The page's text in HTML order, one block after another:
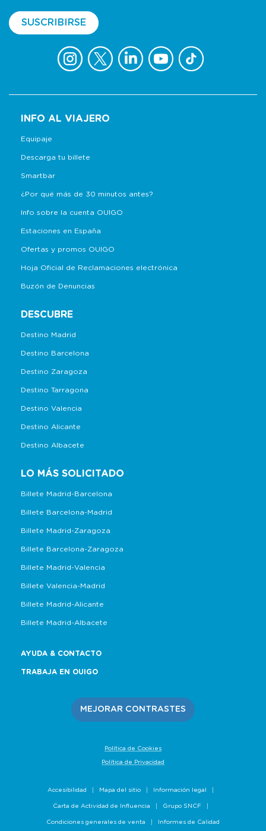
SUSCRIBIRSE
INFO AL VIAJERO
Equipaje
Descarga tu billete
Smartbar
¿Por qué más de 30 minutos antes?
Info sobre la cuenta OUIGO
Estaciones en España
Ofertas y promos OUIGO
Hoja Oficial de Reclamaciones electrónica
Buzón de Denuncias
DESCUBRE
Destino Madrid
Destino Barcelona
Destino Zaragoza
Destino Tarragona
Destino Valencia
Destino Alicante
Destino Albacete
LO MÁS SOLICITADO
Billete Madrid-Barcelona
Billete Barcelona-Madrid
Billete Madrid-Zaragoza
Billete Barcelona-Zaragoza
Billete Madrid-Valencia
Billete Valencia-Madrid
Billete Madrid-Alicante
Billete Madrid-Albacete
AYUDA & CONTACTO
TRABAJA EN OUIGO
MEJORAR CONTRASTES
Política de Cookies
Política de Privacidad
Accesibilidad Mapa del sitio Información legal
Carta de Actividad de Influencia Grupo SNCF
Condiciones generales de venta Informes de Calidad